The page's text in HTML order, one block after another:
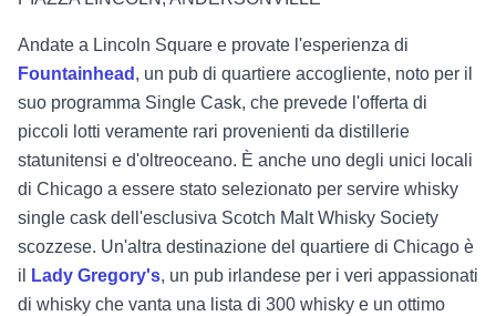
Andate a Lincoln Square e provate l'esperienza di
Fountainhead , un pub di quartiere accogliente, noto per il
suo programma Single Cask, che prevede l'offerta di
piccoli lotti veramente rari provenienti da distillerie
statunitensi e d'oltreoceano. È anche uno degli unici locali
di Chicago a essere stato selezionato per servire whisky
single cask dell'esclusiva Scotch Malt Whisky Society
scozzese. Un'altra destinazione del quartiere di Chicago è
il
Lady Gregory's, un pub irlandese per i veri appassionati
di whisky che vanta una lista di 300 whisky e un ottimo